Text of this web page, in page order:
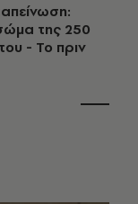
της 250
- Το πριν